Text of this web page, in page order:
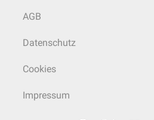
AGB
Datenschutz
Cookies
Impressum